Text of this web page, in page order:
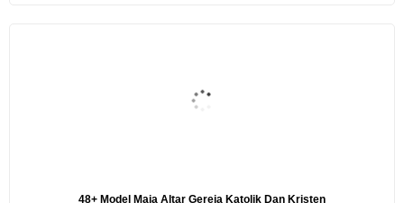
48+ Model Maja Altar Gereja Katolik Dan Kristen